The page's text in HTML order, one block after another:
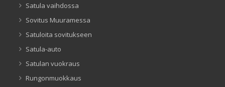
Satula vaihdossa
Sovitus Muuramessa
Satuloita sovitukseen
Satula-auto
Satulan vuokraus
Rungonmuokkaus